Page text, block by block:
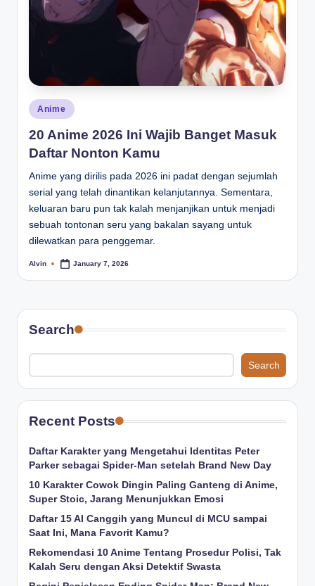
Posted
in
Anime
20 Anime 2026 Ini Wajib Banget Masuk
Daftar Nonton Kamu
Anime yang dirilis pada 2026 ini padat dengan sejumlah
serial yang telah dinantikan kelanjutannya. Sementara,
keluaran baru pun tak kalah menjanjikan untuk menjadi
sebuah tontonan seru yang bakalan sayang untuk
dilewatkan para penggemar.
Posted
Alvin January 7, 2026
Search
Search
Recent Posts
Daftar Karakter yang Mengetahui Identitas Peter
Parker sebagai Spider-Man setelah Brand New Day
10 Karakter Cowok Dingin Paling Ganteng di Anime,
Super Stoic, Jarang Menunjukkan Emosi
Daftar 15 AI Canggih yang Muncul di MCU sampai
Saat Ini, Mana Favorit Kamu?
Rekomendasi 10 Anime Tentang Prosedur Polisi, Tak
Kalah Seru dengan Aksi Detektif Swasta